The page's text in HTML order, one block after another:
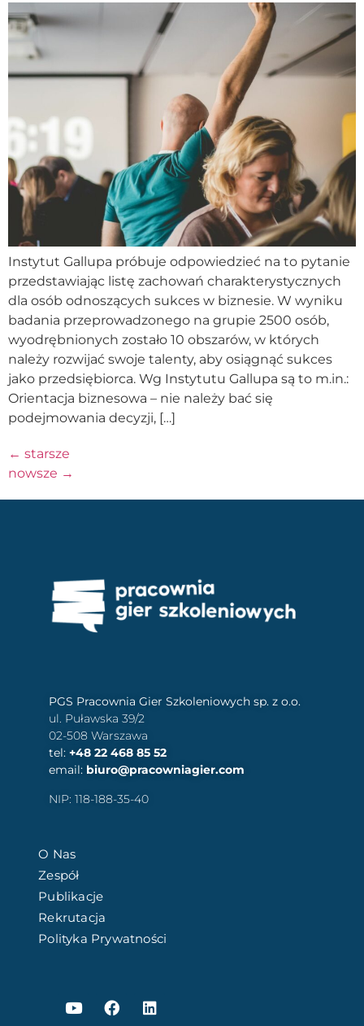
Instytut Gallupa próbuje odpowiedzieć na to pytanie
przedstawiając listę zachowań charakterystycznych
dla osób odnoszących sukces w biznesie. W wyniku
badania przeprowadzonego na grupie 2500 osób,
wyodrębnionych zostało 10 obszarów, w których
należy rozwijać swoje talenty, aby osiągnąć sukces
jako przedsiębiorca. Wg Instytutu Gallupa są to m.in.:
Orientacja biznesowa – nie należy bać się
podejmowania decyzji, […]
← starsze
nowsze →
PGS Pracownia Gier Szkoleniowych sp. z o.o.
ul. Puławska 39/2
02-508 Warszawa
tel: +48 22 468 85 52
email: biuro@pracowniagier.com
NIP: 118-188-35-40
O Nas
Zespół
Publikacje
Rekrutacja
Polityka Prywatności